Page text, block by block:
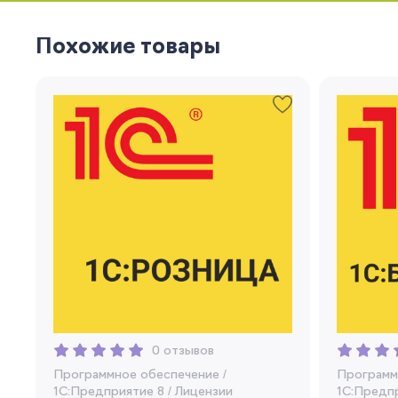
Похожие товары
0 отзывов
Программное обеспечение /
1C:Предприятие 8 / Лицензии